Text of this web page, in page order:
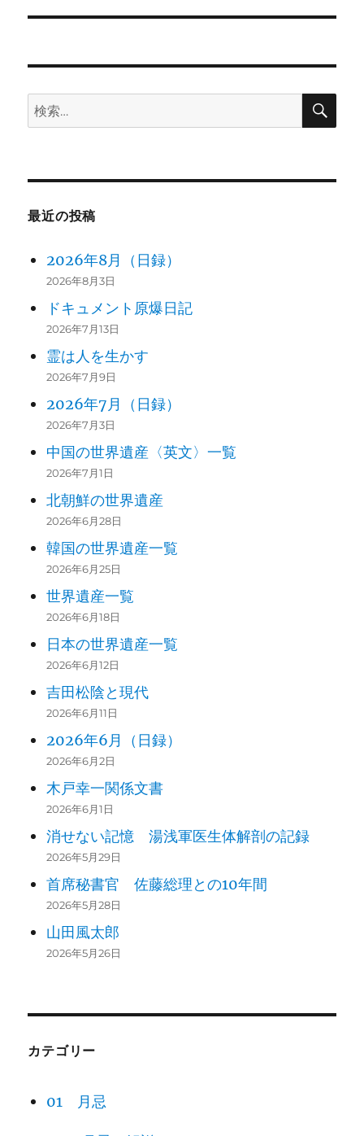
シ
ン
投
検
索:
検
最近の投稿
2026年8月（日録）
2026年8月3日
ドキュメント原爆日記
2026年7月13日
霊は人を生かす
2026年7月9日
2026年7月（日録）
2026年7月3日
中国の世界遺産〈英文〉一覧
2026年7月1日
北朝鮮の世界遺産
2026年6月28日
韓国の世界遺産一覧
2026年6月25日
世界遺産一覧
2026年6月18日
日本の世界遺産一覧
2026年6月12日
吉田松陰と現代
2026年6月11日
2026年6月（日録）
2026年6月2日
木戸幸一関係文書
2026年6月1日
消せない記憶 湯浅軍医生体解剖の記録
2026年5月29日
首席秘書官 佐藤総理との10年間
2026年5月28日
山田風太郎
2026年5月26日
カテゴリー
01 月忌